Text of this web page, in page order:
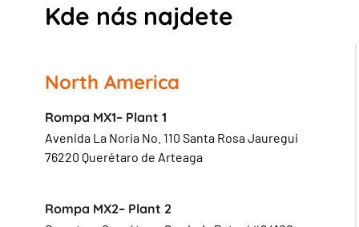
Kde nás najdete
North America
Rompa MX1– Plant 1
Avenida La Noria No. 110 Santa Rosa Jauregui
76220 Querétaro de Arteaga
Rompa MX2– Plant 2